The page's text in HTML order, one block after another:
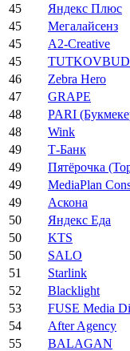
45
Яндекс Плюс
45
Мегалайсенз
45
А2-Creative
45
46
Zebra Hero
47
GRAPE
48
PARI
48
Wink
49
Т-Банк
49
Пятёрочка
49
MediaPlan
49
Аскона
50
Яндекс Еда
50
KTS
50
SALO
51
Starlink
52
Blacklight
53
FUSE Media
54
After Agency
55
BALAGAN